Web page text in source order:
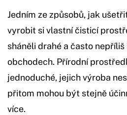
Jedním ze způsobů, jak
vyrobit si vlastní čisticí
sháněli drahé a často
obchodech. Přírodní
jednoduché, jejich výroba
přitom mohou být stejně
více.